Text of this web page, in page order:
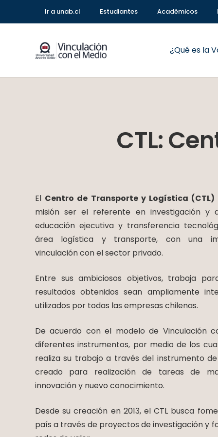
Ir a unab.cl Estudiantes Académicos
¿Qué es la
CTL:
El Centro de Transporte y Logística (CTL)
misión ser el referente en investigación y
educación ejecutiva y transferencia
área logística y transporte, con una
vinculación con el sector privado.
Entre sus ambiciosos objetivos, trabaja
resultados obtenidos sean ampliamente
utilizados por todas las empresas chilenas.
De acuerdo con el modelo de Vinculación
diferentes instrumentos, por medio de los
realiza su trabajo a través del instrumento
creado para realización de tareas de
innovación y nuevo conocimiento.
Desde su creación en 2013, el CTL busca
país a través de proyectos de investigación y